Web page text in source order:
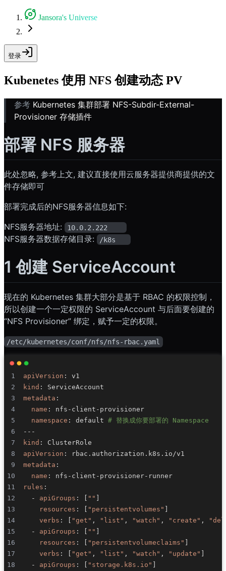
Jansora's Universe
登录
Kubenetes 使用 NFS 创建动态 PV
参考 Kubernetes 集群部署 NFS-Subdir-External-
Provisioner 存储插件
部署 NFS 服务器
此处忽略, 参考上文, 建议直接使用云服务器提供商提供的文
件存储即可
部署完成后的NFS服务器信息如下:
NFS服务器地址:
10.0.2.222
NFS服务器数据存储目录: /k8s
1 创建 ServiceAccount
现在的 Kubernetes 集群大部分是基于 RBAC 的权限控制，
所以创建一个一定权限的 ServiceAccount 与后面要创建的
“NFS Provisioner” 绑定，赋予一定的权限。
/etc/kubernetes/conf/nfs/nfs-rbac.yaml
apiVersion :
kind :
metadata :
name : nfs - client -
namespace : default # 替换成你要部署的 Namespace
---
kind :
apiVersion :
metadata :
name : nfs - client - provisioner-
rules :
-
apiGroups : ""
resources : "persistentvolumes"
verbs : "get" , "list" , "watch" , "create" ,
-
apiGroups : ""
resources : "persistentvolumeclaims"
verbs : "get" , "list" , "watch" , "update"
-
apiGroups : "storage.k8s.io"